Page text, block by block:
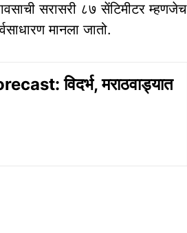
सरासरी ८७ सेंटिमीटर म्हणजेच
मानला जातो.
विदर्भ, मराठवाड्यात